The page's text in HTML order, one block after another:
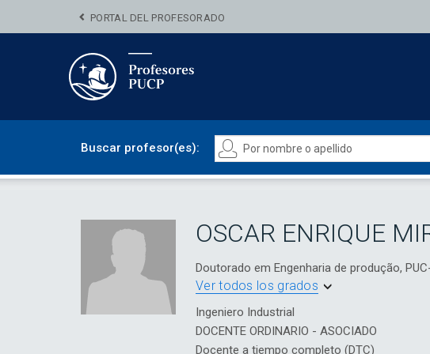
PORTAL DEL PROFESORADO
Buscar profesor(es):
OSCAR ENRIQUE
Doutorado em Engenharia de produção,
Ver todos los grados
Ingeniero Industrial
DOCENTE ORDINARIO - ASOCIADO
Docente a tiempo completo (DTC)